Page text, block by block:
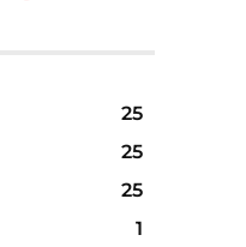
25
25
25
1